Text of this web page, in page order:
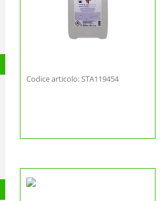
Codice articolo: STA119454